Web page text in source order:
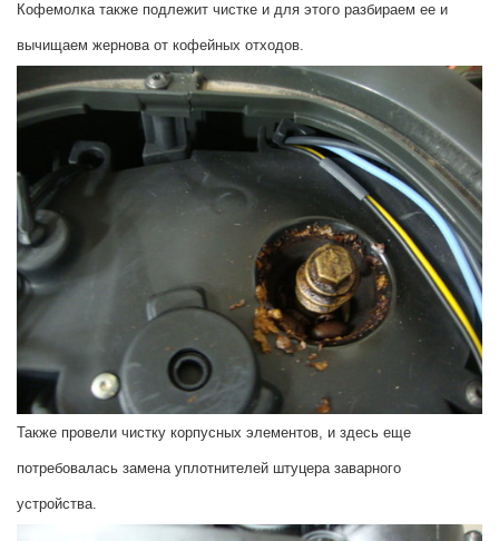
Кофемолка также подлежит чистке и для этого разбираем ее и
вычищаем жернова от кофейных отходов.
Также провели чистку корпусных элементов, и здесь еще
потребовалась замена уплотнителей штуцера заварного
устройства.